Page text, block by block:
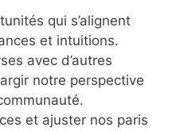
qui s’alignent
et intuitions.
avec d’autres
notre perspective
et ajuster nos paris